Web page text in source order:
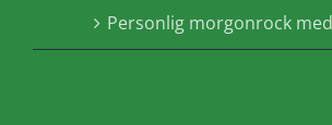
Personlig morgonrock